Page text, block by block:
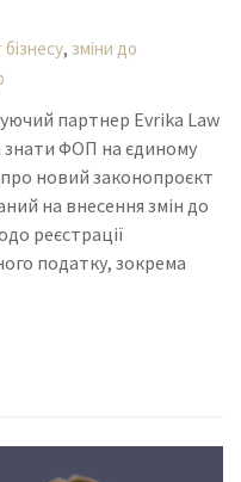
бізнесу, зміни до
партнер Evrika Law
ФОП на єдиному
новий законопроєкт
на внесення змін до
реєстрації
податку, зокрема